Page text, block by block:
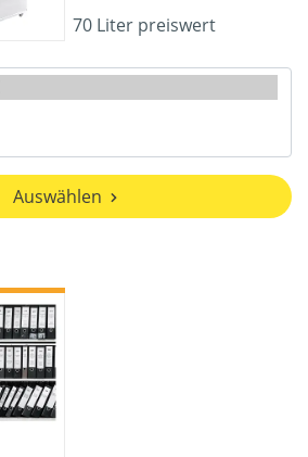
70 Liter preiswert
Auswählen